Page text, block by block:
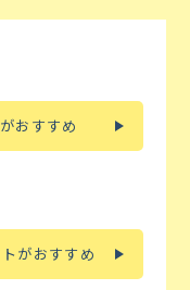
おすすめ
がおすすめ